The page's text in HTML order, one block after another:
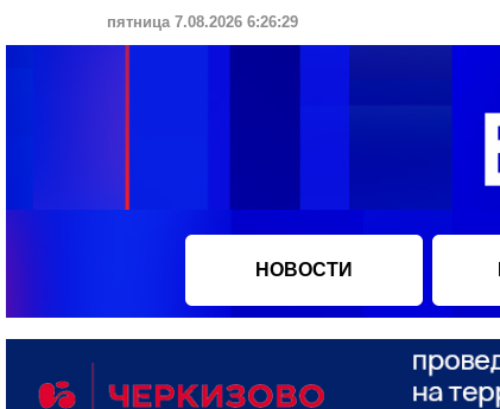
пятница 7.08.2026 6:26:30
НОВОСТИ